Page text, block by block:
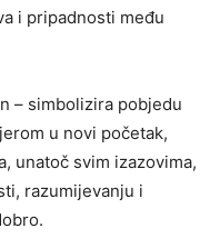
i pripadnosti među
– simbolizira pobjedu
u novi početak,
unatoč svim izazovima,
razumijevanju i